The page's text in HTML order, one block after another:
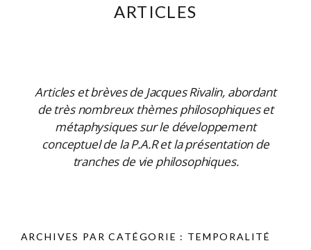
ARTICLES
Articles et brèves de Jacques Rivalin, abordant
de très nombreux thèmes philosophiques et
métaphysiques sur le développement
conceptuel de la P.A.R et la présentation de
tranches de vie philosophiques.
ARCHIVES PAR CATÉGORIE : TEMPORALITÉ